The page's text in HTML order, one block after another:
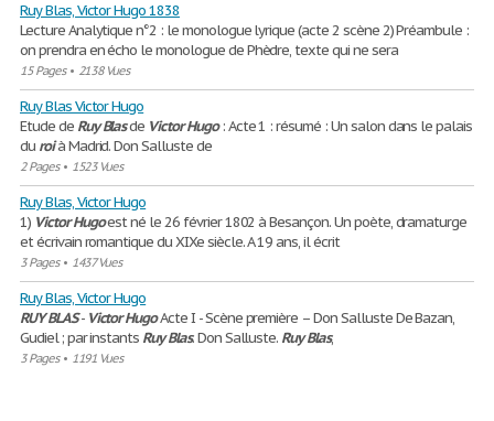
Ruy Blas, Victor Hugo 1838
Lecture Analytique n°2 : le monologue lyrique (acte 2 scène 2) Préambule :
on prendra en écho le monologue de Phèdre, texte qui ne sera
15 Pages• 2138 Vues
Ruy Blas Victor Hugo
Etude de RuyBlasde VictorHugo: Acte 1 : résumé : Un salon dans le palais
duroià Madrid. Don Salluste de
2 Pages• 1523 Vues
Ruy Blas, Victor Hugo
1) VictorHugoest né le 26 février 1802 à Besançon. Un poète, dramaturge
et écrivain romantique du XIXe siècle. A 19 ans, il écrit
3 Pages• 1437 Vues
Ruy Blas, Victor Hugo
RUYBLAS- Victor HugoActe I - Scène première – Don Salluste De Bazan,
Gudiel ; par instants RuyBlas. Don Salluste. Ruy Blas,
3 Pages• 1191 Vues